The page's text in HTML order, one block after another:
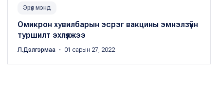
Эрүүл мэнд
Омикрон хувилбарын эсрэг вакцины эмнэлзүйн
туршилт эхлүүлжээ
Л.Дэлгэрмаа ・ 01 сарын 27, 2022